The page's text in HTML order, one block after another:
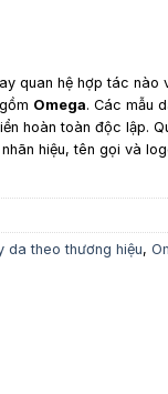
quan hệ hợp tác nào
Omega. Các mẫu
hoàn toàn độc lập.
hiệu, tên gọi và
da theo thương hiệu,